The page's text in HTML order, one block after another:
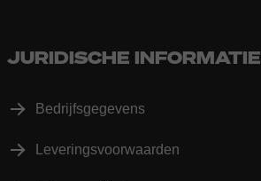
JURIDISCHE INFORMATIE
Bedrijfsgegevens
Leveringsvoorwaarden